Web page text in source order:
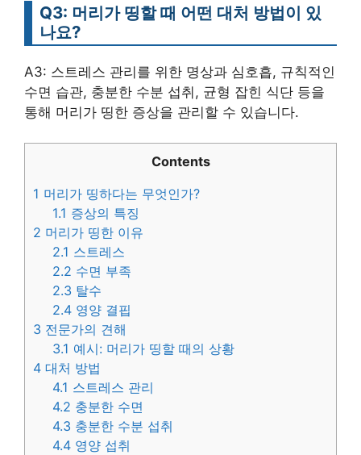
Q3: 머리가 띵할 때 어떤 대처 방법이 있
나요?
A3: 스트레스 관리를 위한 명상과 심호흡, 규칙적인
수면 습관, 충분한 수분 섭취, 균형 잡힌 식단 등을
통해 머리가 띵한 증상을 관리할 수 있습니다.
Contents
1 머리가 띵하다는 무엇인가?
1.1 증상의 특징
2 머리가 띵한 이유
2.1 스트레스
2.2 수면 부족
2.3 탈수
2.4 영양 결핍
3 전문가의 견해
3.1 예시: 머리가 띵할 때의 상황
4 대처 방법
4.1 스트레스 관리
4.2 충분한 수면
4.3 충분한 수분 섭취
4.4 영양 섭취